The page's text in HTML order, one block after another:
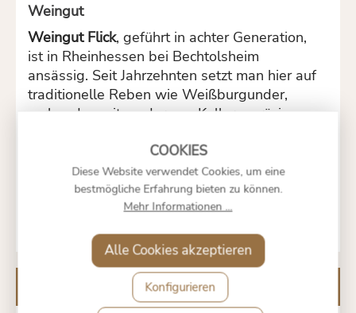
Weingut
Weingut Flick, geführt in achter Generation,
ist in Rheinhessen bei Bechtolsheim
ansässig. Seit Jahrzehnten setzt man hier auf
traditionelle Reben wie Weißburgunder,
verbunden mit modernem Keller – präzise
trinkfreudig in Stil und Preis. Der
Weissburgunder ist eine feste Größe im
Sortiment und steht für regional geprägte
Kunden kauften auch
Diese Website verwendet Cookies, um eine
bestmögliche Erfahrung bieten zu können.
Mehr Informationen ...
Konfigurieren
Alle Cookies akzeptieren